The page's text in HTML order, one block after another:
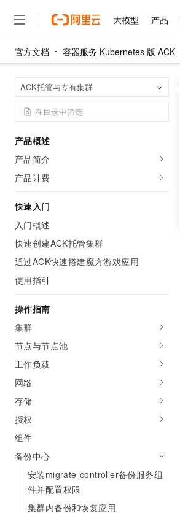
大模型 产品
官方文档 容器服务 Kubernetes 版 ACK
ACK托管与专有集群
产品概述
产品简介
产品计费
快速入门
入门概述
快速创建ACK托管集群
通过ACK快速搭建魔方游戏应用
使用指引
操作指南
集群
节点与节点池
工作负载
网络
存储
授权
组件
备份中心
安装migrate-controller备份服务组
件并配置权限
集群内备份和恢复应用
大模型
产品
精选产品
人工智能与机器学习
容器
存储
网络与CDN
安全
中间件
数据库
大数据计算
媒体服务
企业服务与云通信
域名与网站
终端用户计算
Serverless
解决方案
精选解决方案
AI
大数据
现代化应用
安全
网络
可观测
上云与迁云
企业出海
政企业务
权益
定价
云市场
伙伴
服务
了解阿里云